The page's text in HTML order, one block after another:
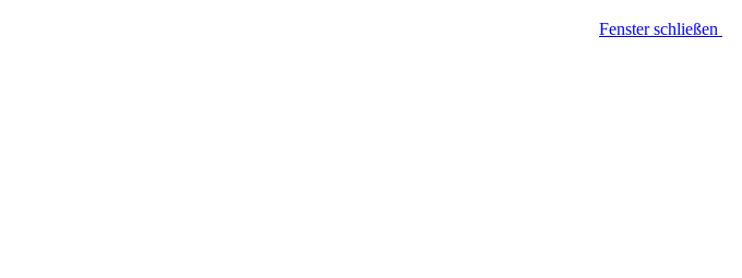
Fenster schließen